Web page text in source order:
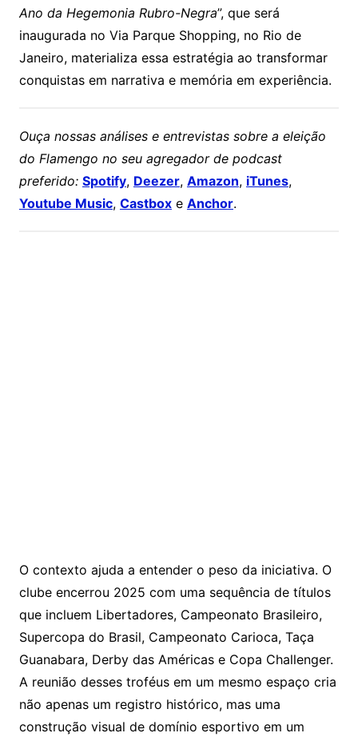
Ano da Hegemonia Rubro-Negra”, que será
inaugurada no Via Parque Shopping, no Rio de
Janeiro, materializa essa estratégia ao transformar
conquistas em narrativa e memória em experiência.
Ouça nossas análises e entrevistas sobre a eleição
do Flamengo no seu agregador de podcast
preferido: Spotify, Deezer, Amazon, iTunes,
Youtube Music, Castboxe Anchor.
O contexto ajuda a entender o peso da iniciativa. O
clube encerrou 2025 com uma sequência de títulos
que incluem Libertadores, Campeonato Brasileiro,
Supercopa do Brasil, Campeonato Carioca, Taça
Guanabara, Derby das Américas e Copa Challenger.
A reunião desses troféus em um mesmo espaço cria
não apenas um registro histórico, mas uma
construção visual de domínio esportivo em um